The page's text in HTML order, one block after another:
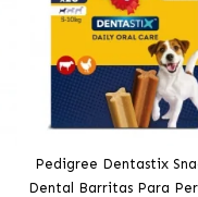
Pedigree Dentastix
Dental Barritas Para